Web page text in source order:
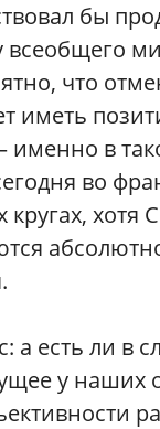
бы
всеобщего
что
иметь
именно в
во
кругах, хотя
а есть ли в
у наших